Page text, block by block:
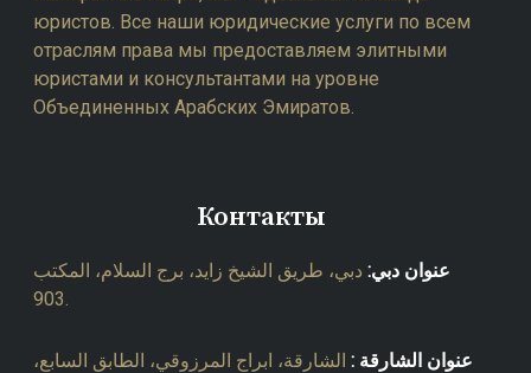
юристов. Все наши юридические услуги по всем
отраслям права мы предоставляем элитными
юристами и консультантами на уровне
Объединенных Арабских Эмиратов.
Контакты
عنوان دبي: دبي، طريق الشيخ زايد، برج السلام، المكتب
903.
عنوان الشارقة : الشارقة، ابراج المرزوقي، الطابق السابع،